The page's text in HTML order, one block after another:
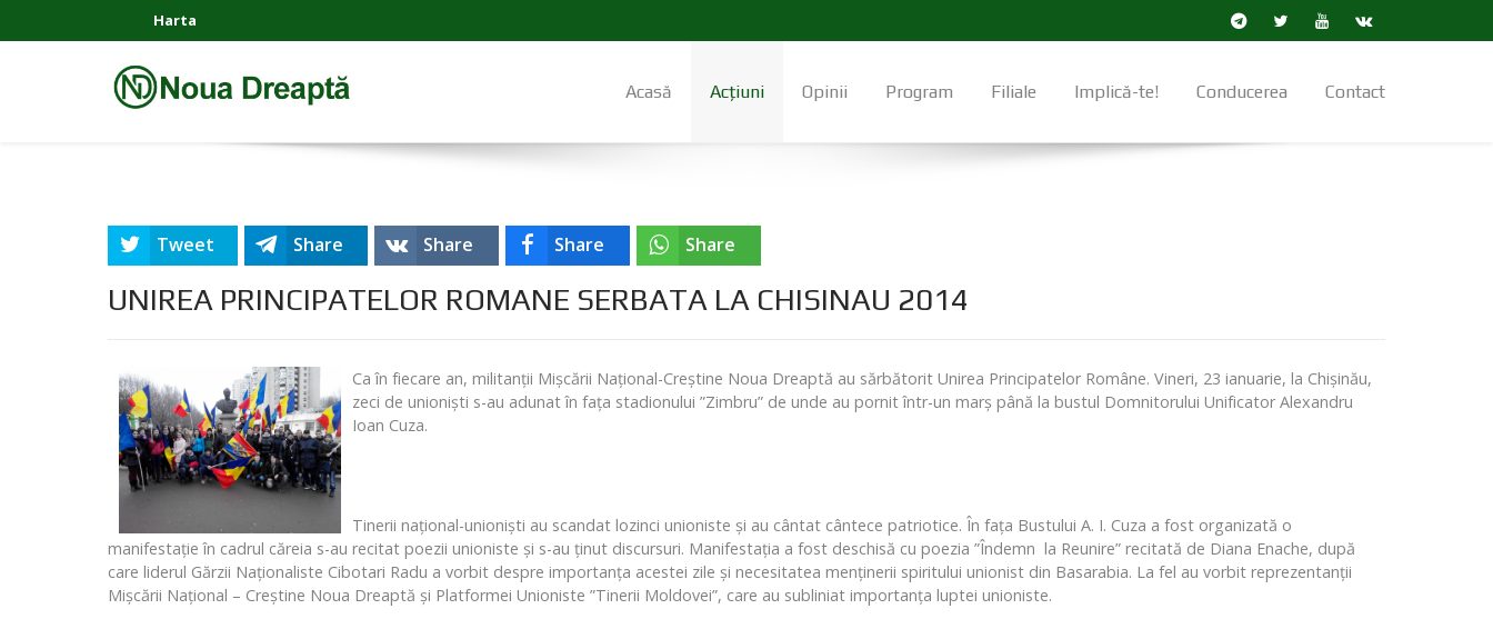
Harta
Acasă Acțiuni Opinii Program Filiale Implică-te! Conducerea Contact
Tweet Share Share Share Share
UNIREA PRINCIPATELOR ROMANE SERBATA LA CHISINAU 2014
Ca în fiecare an, militanții Mișcării Național-Creștine Noua Dreaptă au sărbătorit Unirea Principatelor Române. Vineri, 23 ianuarie, la Chișinău,
zeci de unioniști s-au adunat în fața stadionului ”Zimbru” de unde au pornit într-un marș până la bustul Domnitorului Unificator Alexandru
Ioan Cuza.
Tinerii național-unioniști au scandat lozinci unioniste și au cântat cântece patriotice. În fața Bustului A. I. Cuza a fost organizată o
manifestație în cadrul căreia s-au recitat poezii unioniste și s-au ținut discursuri. Manifestația a fost deschisă cu poezia ”Îndemn la Reunire” recitată de Diana Enache, după
care liderul Gărzii Naționaliste Cibotari Radu a vorbit despre importanța acestei zile și necesitatea menținerii spiritului unionist din Basarabia. La fel au vorbit reprezentanții
Mișcării Național – Creștine Noua Dreaptă și Platformei Unioniste ”Tinerii Moldovei”, care au subliniat importanța luptei unioniste.